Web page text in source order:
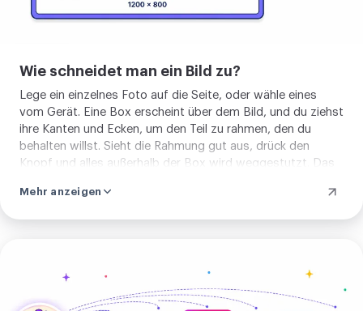
Qualität, nichts wird neu komprimiert.
Transparenz brauchst. Nichts zu lernen
und nichts zu installieren. Lege ein Bild
ab und stutze es. Danach kannst du es
mit einem Kreiszuschnitt runden,
komprimieren, oder die übrigen
Zuschneide-Werkzeuge ansehen.
Wie schneidet man ein Bild zu?
Lege ein einzelnes Foto auf die Seite, oder wähle eines
vom Gerät. Eine Box erscheint über dem Bild, und du ziehst
ihre Kanten und Ecken, um den Teil zu rahmen, den du
behalten willst. Sieht die Rahmung gut aus, drück den
Knopf und alles außerhalb der Box wird weggestutzt. Das
nichts einzustellen, und das Foto bleibt die ganze Zeit auf
Mehr anzeigen
zuschneiden